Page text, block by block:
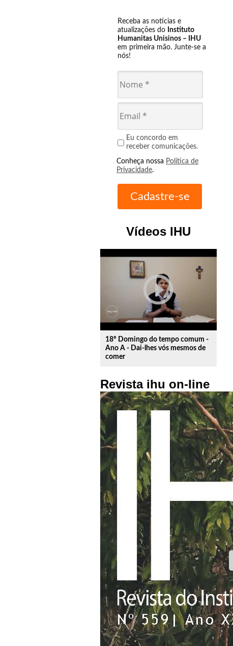
Receba as notícias e
atualizações do Instituto
Humanitas Unisinos – IHU
em primeira mão. Junte-se a
nós!
Eu concordo em
receber comunicações.
Conheça nossa Política de
Privacidade.
Vídeos IHU
play_circle_outline
18º Domingo do tempo comum -
Ano A - Dai-lhes vós mesmos de
comer
Revista ihu on-line